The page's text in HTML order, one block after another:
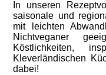
In unseren
saisonale und
mit leichten
Nichtveganer
Köstlichkeiten,
Kleverländischen
dabei!